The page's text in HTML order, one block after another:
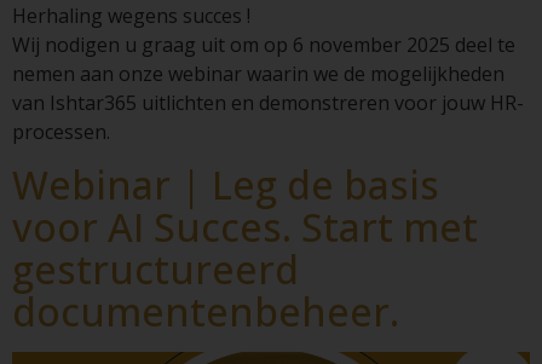
Herhaling wegens succes !
Wij nodigen u graag uit om op 6 november 2025 deel te
nemen aan onze webinar waarin we de mogelijkheden
van Ishtar365 uitlichten en demonstreren voor jouw HR-
processen.
Webinar | Leg de basis
voor AI Succes. Start met
gestructureerd
documentenbeheer.